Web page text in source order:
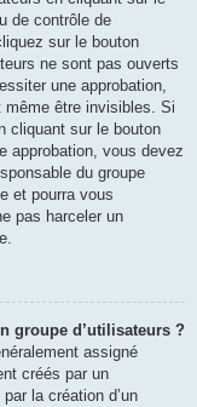
de contrôle de
sur le bouton
ne sont pas ouverts
une approbation,
même être invisibles. Si
cliquant sur le bouton
approbation, vous devez
du groupe
et pourra vous
pas harceler un
groupe d’utilisateurs ?
assigné
créés par un
la création d’un